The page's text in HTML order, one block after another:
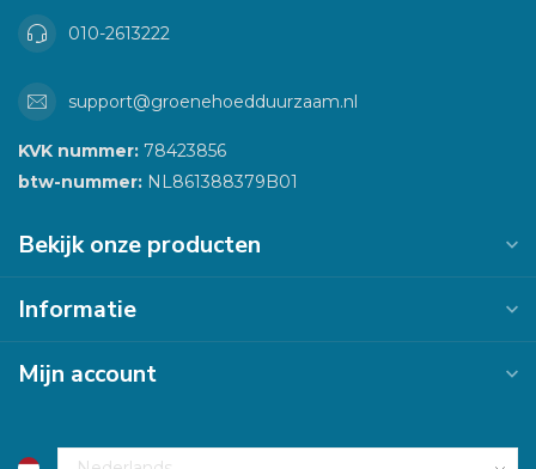
010-2613222
support@groenehoedduurzaam.nl
KVK nummer: 78423856
btw-nummer: NL861388379B01
Bekijk onze producten
Informatie
Mijn account